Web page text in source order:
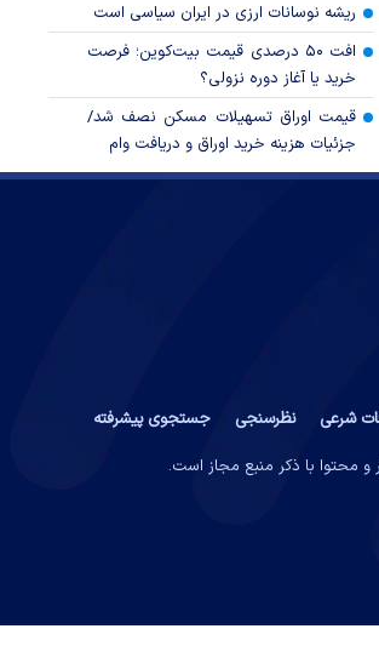
ریشه نوسانات ارزی در ایران سیاسی است
افت ۵۰ درصدی قیمت بیت‌کوین؛ فرصت
خرید یا آغاز دوره نزولی؟
قیمت اوراق تسهیلات مسکن نصف شد/
جزئیات هزینه خرید اوراق و دریافت وام
شرعی نظرسنجی
جستجوی پیشرفته
و محتوا با ذکر منبع مجاز است.